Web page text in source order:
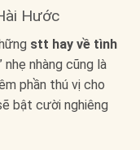
Hước
stt hay về tình
nhẹ nhàng cũng là
phần thú vị cho
bật cười nghiêng